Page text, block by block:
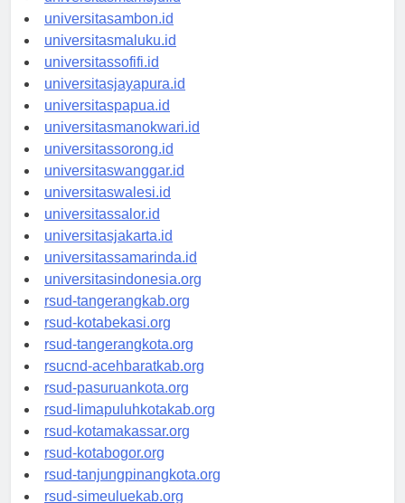
universitasmamuju.id
universitasambon.id
universitasmaluku.id
universitassofifi.id
universitasjayapura.id
universitaspapua.id
universitasmanokwari.id
universitassorong.id
universitaswanggar.id
universitaswalesi.id
universitassalor.id
universitasjakarta.id
universitassamarinda.id
universitasindonesia.org
rsud-tangerangkab.org
rsud-kotabekasi.org
rsud-tangerangkota.org
rsucnd-acehbaratkab.org
rsud-pasuruankota.org
rsud-limapuluhkotakab.org
rsud-kotamakassar.org
rsud-kotabogor.org
rsud-tanjungpinangkota.org